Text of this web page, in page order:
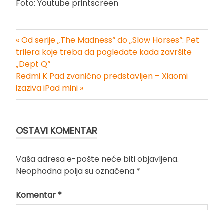
Foto: Youtube printscreen
Kretanje
članka
« Od serije „The Madness“ do „Slow Horses“: Pet
trilera koje treba da pogledate kada završite
„Dept Q“
Redmi K Pad zvanično predstavljen – Xiaomi
izaziva iPad mini »
OSTAVI KOMENTAR
Vaša adresa e-pošte neće biti objavljena.
Neophodna polja su označena *
Komentar *